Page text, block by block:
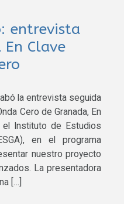
entrevista
Clave
la entrevista seguida
Cero de Granada, En
el Instituto de Estudios
en el programa
nuestro proyecto
La presentadora
[…]